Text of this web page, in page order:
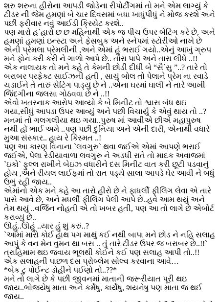
શરુ શરુના હીરોના આપડી જોડેના રીપોર્ટીંગમાં તો મને એમ લાગ્યું કે
ટીંડર ની જેમ હમણાં બે ચાર દિવસમાં બધા ખાધુંપીધું ને મોજ કરશે અને
પછી ફરીવાર નવું આઈડી ક્રિયેટ કરશે..
પણ મારો હ`હારો છ છ મહિનાથી એક જ પીચ ઉપર બેટિંગ કરે છે, અને
હમણાં હમણાં ઇન્સ્ટા અને ફેસબુક અને સ્નેપમાં સ્ટોરીઓ નાખે છે
એની પ્રેમલા પ્રેમલીની ,અને એમાં હું ભરાઈ ગયો..એનું આખું ગ્રુપ
મને ફોન કરી કરી ને ગાળો આપે છે.. તારા પાપે અને તારા લીધે ..!!
એક નાલાયક તો મને કહે તે કેમની છોડી દીધી બે “સૈ`સુ ”..? તારે તો
બરાબર પરફેક્ટ સાઈઝની હતી , સાચું બોલ તો પેલાને પ્રેમ ના રવાડે
ચડાઈને તે તારું સેટિંગ પાડ્યું છે ને ..એના ઘરમાં ઘાલી ને તારે આખી
જિંદગીના જલસા ગોઠવવા છે ને ..!!
એવો ખતરનાક આરોપ આવ્યો કે બે મિનીટ તો શ્વાસ બંધ થઇ
ગયા,સીધું આપડા ઉપર આવ્યું અને પછી વિચાર્યું કે એવું થાય તો ..?
મનમાં તો ગલગલીયા થઇ ગયા..પુરુષ માં આવીએ છીએ મહાપુરુષ
નથી હોં ભાઈ અમે ..પણ પછી દુનિયા અને એની દારી, એનાથી વધારે
મુઆ સંસ્કાર.. હાય રે કિસ્મત ..!
પણ આ કારણ વિનાના `લવગુરુ` થવા જઈએ એમાં આપણે ભરાઈ
જઈએ, પેલા રેડીયાવાળા લવગુરુ ને અડધી રાતે તો માદક અવાજમાં
`ઇકો` ફુલ્લ રાખીને બેઇઝ વધારીને દસ મિનીટ વાત કરી છૂટી પડવાનું
હોય ,અને રીયલ લાઈફમાં તો રાત પડ્યે સાલા આપડે ઘેર આવી ને બધું
ઉભું રહી જાય..
એમાંનો એક મને કહે આ તારો હીરો છે ને ફાધર્લી ફીલિંગ લેવા એ તારે
પાસે આવે છે, અને મધર્લી ફીલિંગ પેલી આપે છે..હવે આમ થયું અને
તેમ થયું ..વર્જિન નોહતી એ તો ખબર હતી, પણ આ તો લાગે છે એબોર્ટ
કરાવ્યું છે..
ઊહું..ઊહું ..યાર હું શું કરું..?
`આમાં મારો કોઈ હાથ પગ માથું કઈ નથી બાપા મને છોડ ને નહિ સલાહ
આપું કે વન મેન વુમન થા બસ .. તું તારે ટીંડર ઉપર જ બરાબર છે..!!`
ત્રાહિમામ થઇ જવાય ભૂલથી કોઈને કઈ પણ સલાહ આપી તો..!!
એક સલાહની પાછળ દસ પ્રોબ્લેમ સોલ્વ કરવાના આવે…
*બેક ટુ પોઈન્ટ ડોહીને પઈણો તો..??*
મને તો લાગે છે કે પછી જીવનમાં માતાની જરૂરીયાત પૂરી થઇ
જાય..ભોજયેષુ માતા અને કર્મેષુ, કાર્યેષુ, શયનેષુ પણ માતા જ થઈ
જાય..